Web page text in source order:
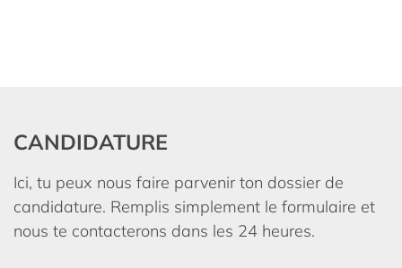
CANDIDATURE
Ici, tu peux nous faire parvenir ton dossier de
candidature. Remplis simplement le formulaire et
nous te contacterons dans les 24 heures.